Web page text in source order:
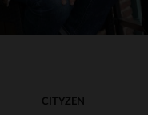
CITYZEN